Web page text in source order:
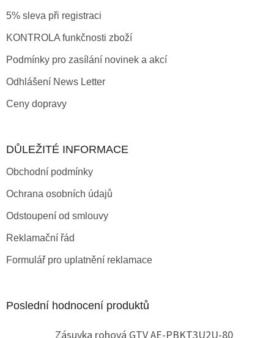
5% sleva při registraci
KONTROLA funkčnosti zboží
Podmínky pro zasílání novinek a akcí
Odhlášení News Letter
Ceny dopravy
DŮLEŽITÉ INFORMACE
Obchodní podmínky
Ochrana osobních údajů
Odstoupení od smlouvy
Reklamační řád
Formulář pro uplatnění reklamace
Poslední hodnocení produktů